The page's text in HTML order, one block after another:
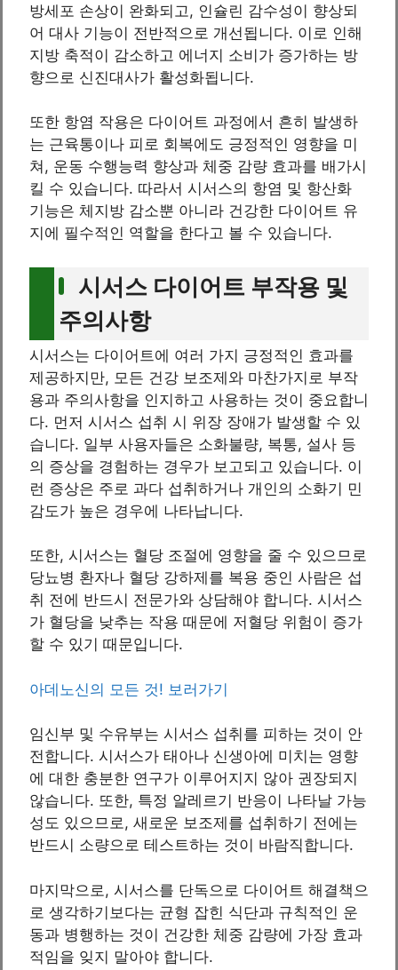
방세포 손상이 완화되고, 인슐린 감수성이 향상되
어 대사 기능이 전반적으로 개선됩니다. 이로 인해
지방 축적이 감소하고 에너지 소비가 증가하는 방
향으로 신진대사가 활성화됩니다.
또한 항염 작용은 다이어트 과정에서 흔히 발생하
는 근육통이나 피로 회복에도 긍정적인 영향을 미
쳐, 운동 수행능력 향상과 체중 감량 효과를 배가시
킬 수 있습니다. 따라서 시서스의 항염 및 항산화
기능은 체지방 감소뿐 아니라 건강한 다이어트 유
지에 필수적인 역할을 한다고 볼 수 있습니다.
시서스 다이어트 부작용 및
주의사항
시서스는 다이어트에 여러 가지 긍정적인 효과를
제공하지만, 모든 건강 보조제와 마찬가지로 부작
용과 주의사항을 인지하고 사용하는 것이 중요합니
다. 먼저 시서스 섭취 시 위장 장애가 발생할 수 있
습니다. 일부 사용자들은 소화불량, 복통, 설사 등
의 증상을 경험하는 경우가 보고되고 있습니다. 이
런 증상은 주로 과다 섭취하거나 개인의 소화기 민
감도가 높은 경우에 나타납니다.
또한, 시서스는 혈당 조절에 영향을 줄 수 있으므로
당뇨병 환자나 혈당 강하제를 복용 중인 사람은 섭
취 전에 반드시 전문가와 상담해야 합니다. 시서스
가 혈당을 낮추는 작용 때문에 저혈당 위험이 증가
할 수 있기 때문입니다.
아데노신의 모든 것! 보러가기
임신부 및 수유부는 시서스 섭취를 피하는 것이 안
전합니다. 시서스가 태아나 신생아에 미치는 영향
에 대한 충분한 연구가 이루어지지 않아 권장되지
않습니다. 또한, 특정 알레르기 반응이 나타날 가능
성도 있으므로, 새로운 보조제를 섭취하기 전에는
반드시 소량으로 테스트하는 것이 바람직합니다.
마지막으로, 시서스를 단독으로 다이어트 해결책으
로 생각하기보다는 균형 잡힌 식단과 규칙적인 운
동과 병행하는 것이 건강한 체중 감량에 가장 효과
적임을 잊지 말아야 합니다.